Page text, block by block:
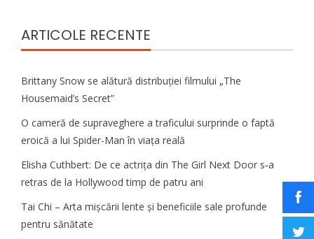
ARTICOLE RECENTE
Brittany Snow se alătură distribuției filmului „The
Housemaid’s Secret”
O cameră de supraveghere a traficului surprinde o faptă
eroică a lui Spider-Man în viața reală
Elisha Cuthbert: De ce actrița din The Girl Next Door s‑a
retras de la Hollywood timp de patru ani
Tai Chi – Arta mișcării lente și beneficiile sale profunde
pentru sănătate